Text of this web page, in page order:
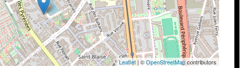
Leaflet | ©OpenStreetMapcontributors